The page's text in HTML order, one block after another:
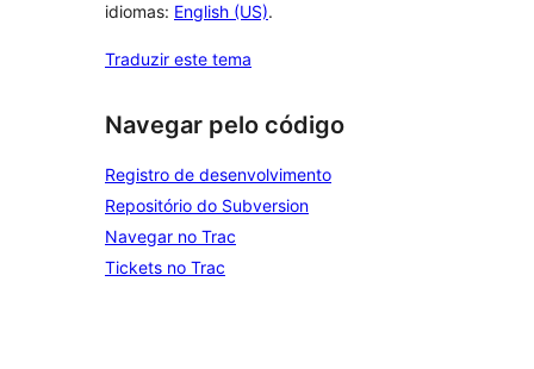
idiomas: English (US).
Traduzir este tema
Navegar pelo código
Registro de desenvolvimento
Repositório do Subversion
Navegar no Trac
Tickets no Trac